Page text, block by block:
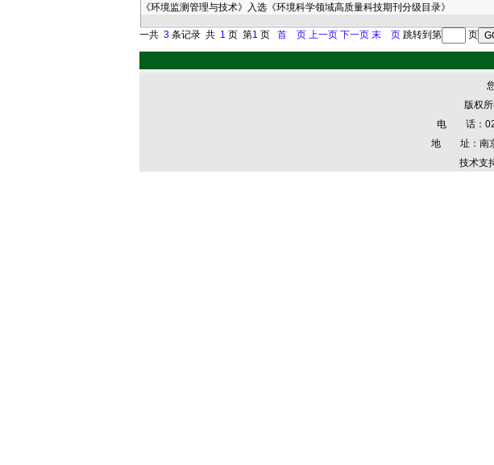
《环境监测管理与技术》入选《环境科学领域高质量科技期刊分级目录》
一共 3 条记录 共 1 页 第1 页 首 页 上一页 下一页 末 页 跳转到第 页
版权
电 话：
地 址：南京
技术支